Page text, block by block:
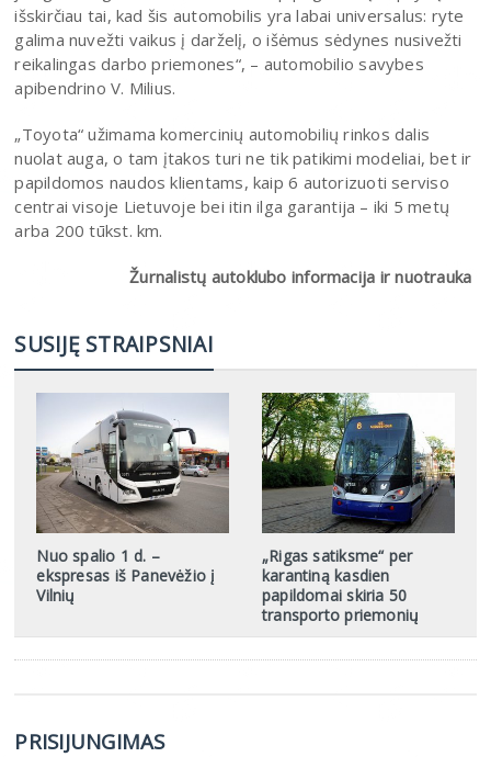
išskirčiau tai, kad šis automobilis yra labai universalus: ryte
galima nuvežti vaikus į darželį, o išėmus sėdynes nusivežti
reikalingas darbo priemones“, – automobilio savybes
apibendrino V. Milius.
„Toyota“ užimama komercinių automobilių rinkos dalis
nuolat auga, o tam įtakos turi ne tik patikimi modeliai, bet ir
papildomos naudos klientams, kaip 6 autorizuoti serviso
centrai visoje Lietuvoje bei itin ilga garantija – iki 5 metų
arba 200 tūkst. km.
Žurnalistų autoklubo informacija ir nuotrauka
SUSIJĘ STRAIPSNIAI
Nuo spalio 1 d. –
ekspresas iš Panevėžio į
Vilnių
„Rigas satiksme“ per
karantiną kasdien
papildomai skiria 50
transporto priemonių
PRISIJUNGIMAS